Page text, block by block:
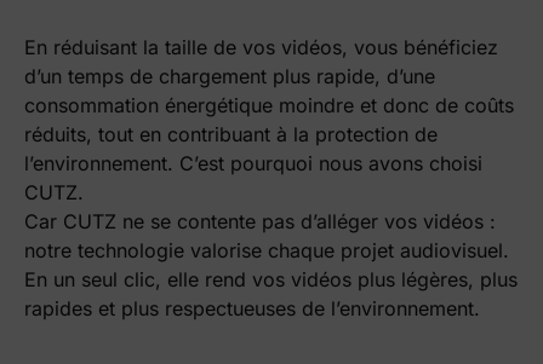
En réduisant la taille de vos vidéos, vous bénéficiez
d’un temps de chargement plus rapide, d’une
consommation énergétique moindre et donc de coûts
réduits, tout en contribuant à la protection de
l’environnement. C’est pourquoi nous avons choisi
CUTZ.
Car CUTZ ne se contente pas d’alléger vos vidéos :
notre technologie valorise chaque projet audiovisuel.
En un seul clic, elle rend vos vidéos plus légères, plus
rapides et plus respectueuses de l’environnement.